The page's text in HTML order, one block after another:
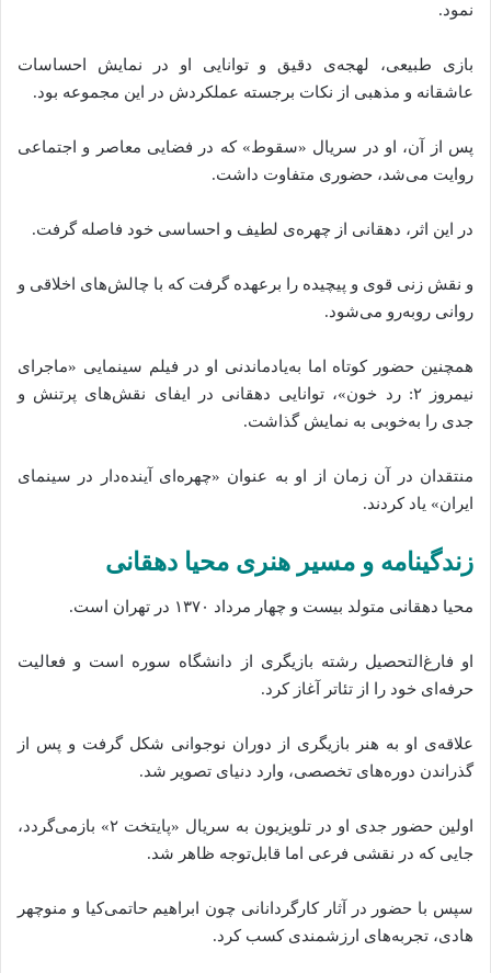
نمود.
بازی طبیعی، لهجه‌ی دقیق و توانایی او در نمایش احساسات
عاشقانه و مذهبی از نکات برجسته عملکردش در این مجموعه بود.
پس از آن، او در سریال «سقوط» که در فضایی معاصر و اجتماعی
روایت می‌شد، حضوری متفاوت داشت.
در این اثر، دهقانی از چهره‌ی لطیف و احساسی خود فاصله گرفت.
و نقش زنی قوی و پیچیده را برعهده گرفت که با چالش‌های اخلاقی و
روانی روبه‌رو می‌شود.
همچنین حضور کوتاه اما به‌یادماندنی او در فیلم سینمایی «ماجرای
نیمروز ۲: رد خون»، توانایی دهقانی در ایفای نقش‌های پرتنش و
جدی را به‌خوبی به نمایش گذاشت.
منتقدان در آن زمان از او به عنوان «چهره‌ای آینده‌دار در سینمای
ایران» یاد کردند.
زندگینامه و مسیر هنری محیا دهقانی
محیا دهقانی متولد بیست و چهار مرداد ۱۳۷۰ در تهران است.
او فارغ‌التحصیل رشته‌ بازیگری از دانشگاه سوره است و فعالیت
حرفه‌ای خود را از تئاتر آغاز کرد.
علاقه‌ی او به هنر بازیگری از دوران نوجوانی شکل گرفت و پس از
گذراندن دوره‌های تخصصی، وارد دنیای تصویر شد.
اولین حضور جدی او در تلویزیون به سریال «پایتخت ۲» بازمی‌گردد،
جایی که در نقشی فرعی اما قابل‌توجه ظاهر شد.
سپس با حضور در آثار کارگردانانی چون ابراهیم حاتمی‌کیا و منوچهر
هادی، تجربه‌های ارزشمندی کسب کرد.